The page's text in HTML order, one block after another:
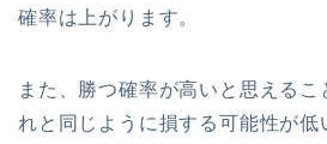
確率は上がります。
また、勝つ確率が高いと思えるこ
れと同じように損する可能性が低